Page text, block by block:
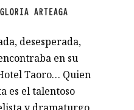
GLORIA ARTEAGA
desesperada,
en su
Taoro… Quien
es el talentoso